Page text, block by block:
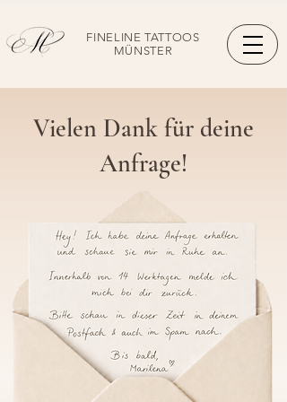
FINELINE TATTOOS
MÜNSTER
Vielen Dank für deine
Anfrage!